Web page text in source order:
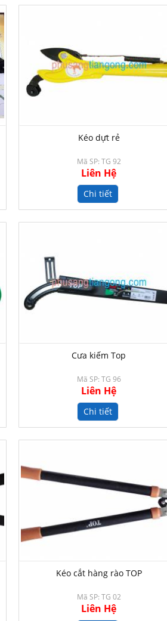
Kéo dựt rẻ
Mã SP: TG 92
Liên Hệ
Chi tiết
Cưa kiếm Top
Mã SP: TG 96
Liên Hệ
Chi tiết
Kéo cắt hàng rào TOP
Mã SP: TG 02
Liên Hệ